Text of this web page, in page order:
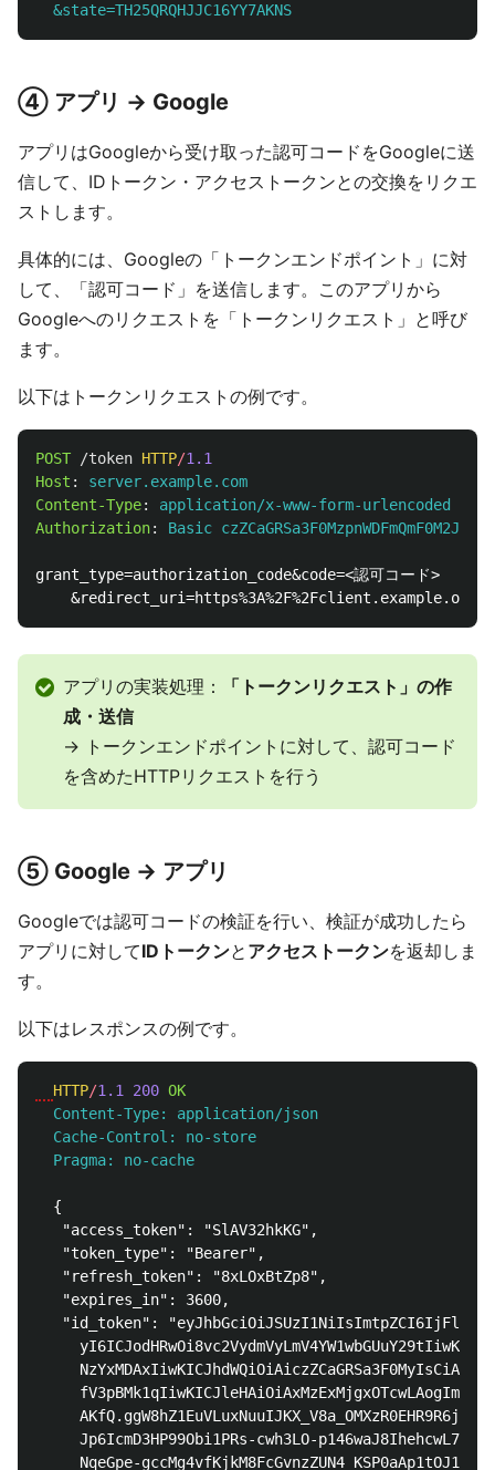
  &state=TH25QRQHJJC16YY7AKNS
④ アプリ → Google
アプリはGoogleから受け取った認可コードをGoogleに送
信して、IDトークン・アクセストークンとの交換をリクエ
ストします。
具体的には、Googleの「トークンエンドポイント」に対
して、「認可コード」を送信します。このアプリから
Googleへのリクエストを「トークンリクエスト」と呼び
ます。
以下はトークンリクエストの例です。
POST /token HTTP/1.1
Host :
server.example.com
Content-Type:
application/x-www-form-urlencoded
Authorization: Basic czZCaGRSa3F0MzpnWDFmQmF0M2JW
grant_type=authorization_code&code=<認可コード>
アプリの実装処理：
「トークンリクエスト」の作
成・送信
→ トークンエンドポイントに対して、認可コード
を含めたHTTPリクエストを行う
⑤ Google → アプリ
Googleでは認可コードの検証を行い、検証が成功したら
アプリに対してIDトークンと アクセストークンを返却しま
す。
以下はレスポンスの例です。
HTTP/1.1 200 OK
  Content-Type: application/json
  Cache-Control: no-store
  Pragma: no-cache
  {
   "access_token": "SlAV32hkKG",
   "token_type": "Bearer",
   "refresh_token": "8xLOxBtZp8",
   "expires_in": 3600,
"id_token":
Jp6IcmD3HP99Obi1PRs-cwh3LO-
NqeGpe-